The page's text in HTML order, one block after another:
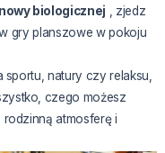
biologicznej , zjedz
gry planszowe w pokoju
sportu, natury czy relaksu,
czego możesz
atmosferę i